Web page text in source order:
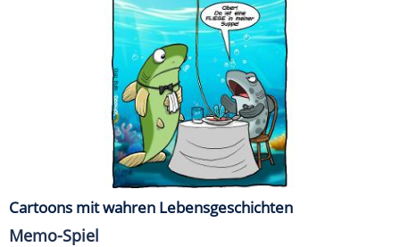
Cartoons mit wahren Lebensgeschichten
Memo-Spiel